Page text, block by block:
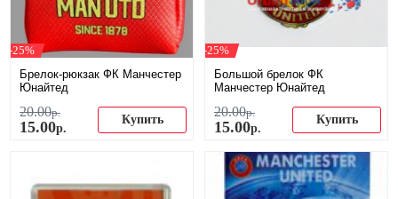
-25%
Брелок-рюкзак ФК Манчестер
Юнайтед
20.00р.
15.00р.
Купить
-25%
Большой брелок ФК
Манчестер Юнайтед
20.00р.
15.00р.
Купить